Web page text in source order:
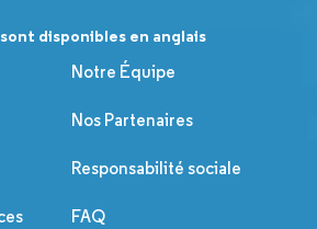
disponibles en anglais
Notre Équipe
Nos Partenaires
Responsabilité sociale
FAQ